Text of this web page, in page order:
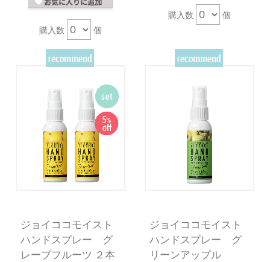
購入数 個
購入数 個
ジョイココモイスト
ハンドスプレー グ
レープフルーツ ２本
ジョイココモイスト
ハンドスプレー グ
リーンアップル